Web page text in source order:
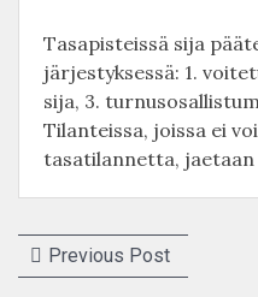
Tasapisteissä sija
järjestyksessä: 1.
sija, 3.
Tilanteissa, joissa ei
tasatilannetta, jaetaan
Artikkelien
Previous PostPrevious
post: